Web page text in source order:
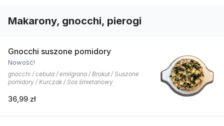
Makarony, gnocchi, pierogi
Gnocchi suszone pomidory
Nowość!
gnocchi / cebula / emilgrana / Brokuł / Suszone
pomidory / Kurczak / Sos śmietanowy
36,99 zł